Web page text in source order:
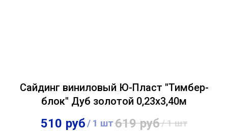
Сайдинг виниловый Ю-Пласт "Тимбер-
блок" Дуб золотой 0,23х3,40м
510 руб/ 1 шт619 руб/1 шт